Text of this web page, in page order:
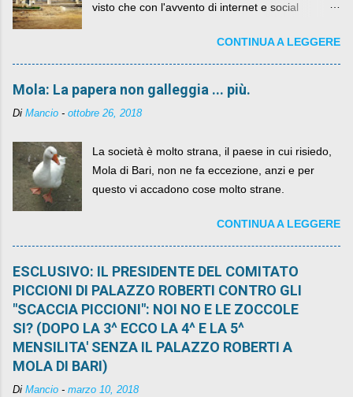
visto che con l'avvento di internet e social
sua lasciandone anche traccia scritta nel web.
CONTINUA A LEGGERE
Mola: La papera non galleggia ... più.
Di Mancio - ottobre 26, 2018
La società è molto strana, il paese in cui risiedo,
Mola di Bari, non ne fa eccezione, anzi e per
questo vi accadono cose molto strane.
CONTINUA A LEGGERE
ESCLUSIVO: IL PRESIDENTE DEL COMITATO
PICCIONI DI PALAZZO ROBERTI CONTRO GLI
"SCACCIA PICCIONI": NOI NO E LE ZOCCOLE
SI? (DOPO LA 3^ ECCO LA 4^ E LA 5^
MENSILITA' SENZA IL PALAZZO ROBERTI A
MOLA DI BARI)
Di Mancio - marzo 10, 2018